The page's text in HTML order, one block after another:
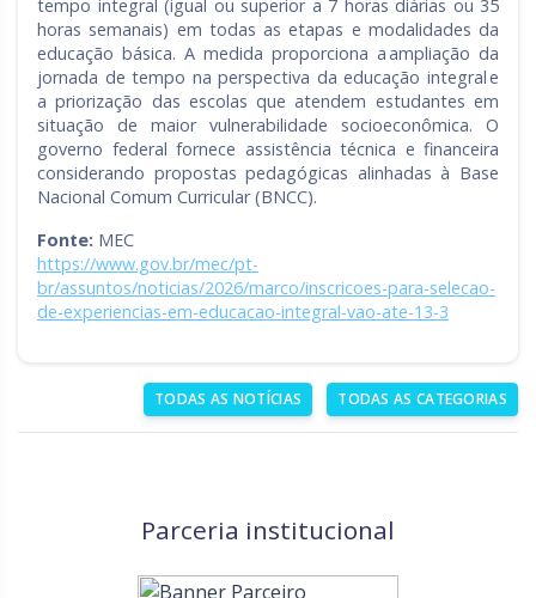
tempo integral (igual ou superior a 7 horas diárias ou 35
horas semanais) em todas as etapas e modalidades da
educação básica. A medida proporciona a ampliação da
jornada de tempo na perspectiva da educação integral e
a priorização das escolas que atendem estudantes em
situação de maior vulnerabilidade socioeconômica. O
governo federal fornece assistência técnica e financeira
considerando propostas pedagógicas alinhadas à Base
Nacional Comum Curricular (BNCC).
Fonte: MEC
https://www.gov.br/mec/pt-
br/assuntos/noticias/2026/marco/inscricoes-para-selecao-
de-experiencias-em-educacao-integral-vao-ate-13-3
TODAS AS NOTÍCIAS TODAS AS CATEGORIAS
Parceria institucional